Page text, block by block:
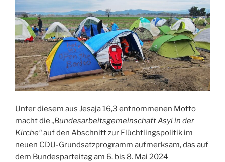
Unter diesem aus Jesaja 16,3 entnommenen Motto
macht die„Bundesarbeitsgemeinschaft Asyl in der
Kirche“auf den Abschnitt zur Flüchtlingspolitik im
neuen CDU-Grundsatzprogramm aufmerksam, das auf
dem Bundesparteitag am 6. bis 8. Mai 2024